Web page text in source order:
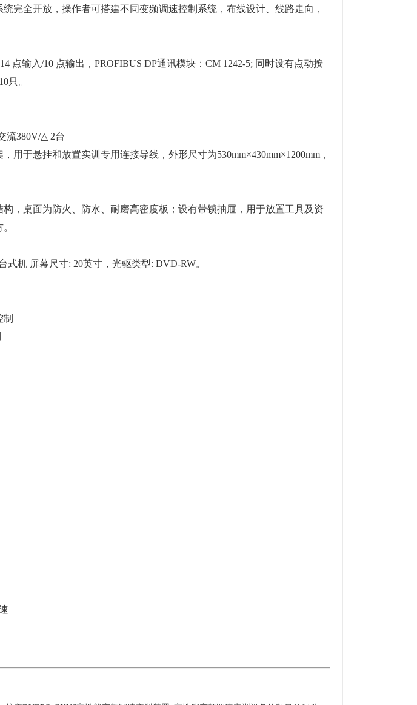
完全开放，操作者可搭建不同变频调速控制系统，布线设计、线路走向，
点输入/10 点输出，PROFIBUS DP通讯模块：CM 1242-5; 同时设有点动按
只。
流380V/△ 2台
用于悬挂和放置实训专用连接导线，外形尺寸为530mm×430mm×1200mm，
，桌面为防火、防水、耐磨高密度板；设有带锁抽屉，用于放置工具及资
式机 屏幕尺寸: 20英寸，光驱类型: DVD-RW。